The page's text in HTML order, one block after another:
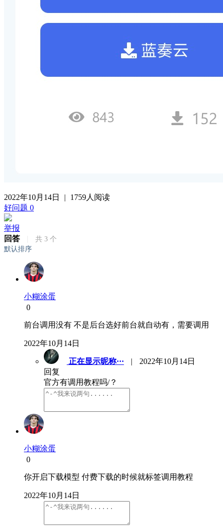
2022年10月14日 |
1759人阅读
好问题 0
举报
回答
共 3 个
默认排序
小糊涂蛋
0
前台调用没有 不是后台选好前台就自动有，需要调用
2022年10月14日
正在显示昵称··· |
2022年10月14日
回复
官方有调用教程吗/？
小糊涂蛋
0
你开启下载模型 付费下载的时候就标签调用教程
2022年10月14日